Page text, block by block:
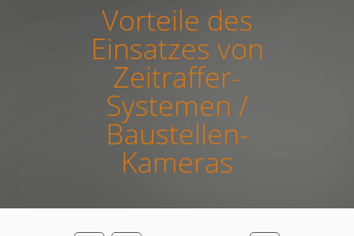
Vorteile des
Einsatzes von
Zeitraffer-
Systemen /
Baustellen-
Kameras